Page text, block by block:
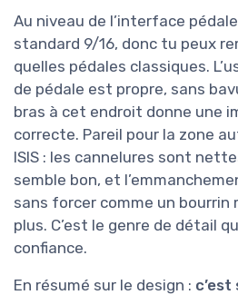
Au niveau de l’interface
standard 9/16, donc tu peux
quelles pédales classiques.
de pédale est propre, sans
bras à cet endroit donne une
correcte. Pareil pour la zone
ISIS : les cannelures sont
semble bon, et
sans forcer comme un bourrin
plus. C’est le genre de détail
confiance.
En résumé sur le design :